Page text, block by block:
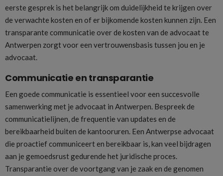
eerste gesprek is het belangrijk om duidelijkheid te krijgen over
de verwachte kosten en of er bijkomende kosten kunnen zijn. Een
transparante communicatie over de kosten van de advocaat te
Antwerpen zorgt voor een vertrouwensbasis tussen jou en je
advocaat.
Communicatie en transparantie
Een goede communicatie is essentieel voor een succesvolle
samenwerking met je advocaat in Antwerpen. Bespreek de
communicatielijnen, de frequentie van updates en de
bereikbaarheid buiten de kantooruren. Een Antwerpse advocaat
die proactief communiceert en bereikbaar is, kan veel bijdragen
aan je gemoedsrust gedurende het juridische proces.
Transparantie over de voortgang van je zaak en de genomen